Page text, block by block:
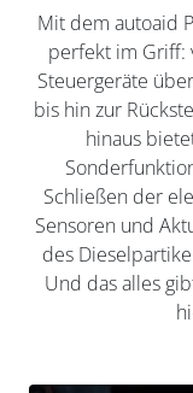
Mit dem autoaid
perfekt im Griff:
Steuergeräte
bis hin zur
hinaus
Schließen der
Sensoren und
des
Und das alles